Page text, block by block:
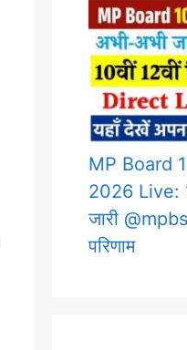
MP Board
2026 Live:
जारी
परिणाम